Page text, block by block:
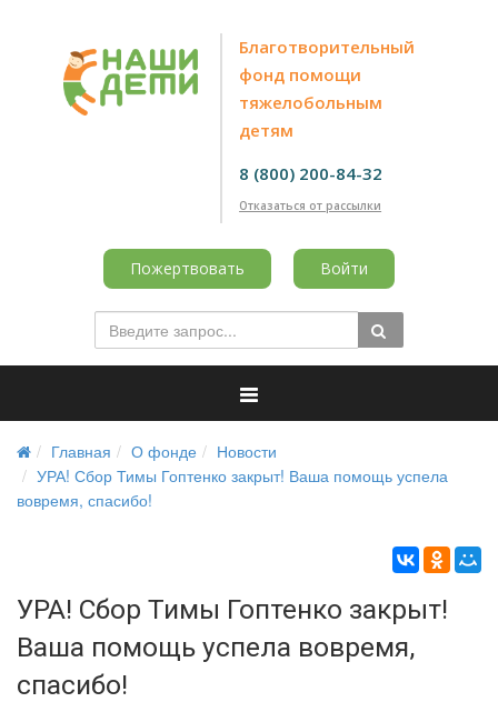
Благотворительный
фонд помощи
тяжелобольным
детям
8 (800) 200-84-32
Отказаться от рассылки
Пожертвовать Войти
Главная О фонде
Новости
УРА! Сбор Тимы Гоптенко закрыт! Ваша помощь успела
вовремя, спасибо!
УРА! Сбор Тимы Гоптенко закрыт!
Ваша помощь успела вовремя,
спасибо!